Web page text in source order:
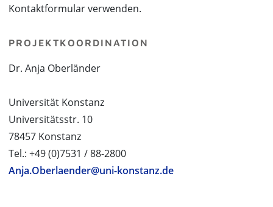
Kontaktformular verwenden.
PROJEKTKOORDINATION
Dr. Anja Oberländer
Universität Konstanz
Universitätsstr. 10
78457 Konstanz
Tel.: +49 (0)7531 / 88-2800
Anja.Oberlaender@uni-konstanz.de